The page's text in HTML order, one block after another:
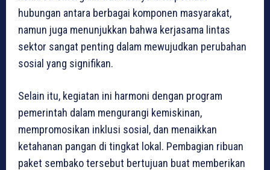
hubungan antara berbagai komponen masyarakat,
namun juga menunjukkan bahwa kerjasama lintas
sektor sangat penting dalam mewujudkan perubahan
sosial yang signifikan.
Selain itu, kegiatan ini harmoni dengan program
pemerintah dalam mengurangi kemiskinan,
mempromosikan inklusi sosial, dan menaikkan
ketahanan pangan di tingkat lokal. Pembagian ribuan
paket sembako tersebut bertujuan buat memberikan